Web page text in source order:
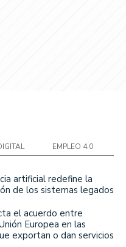
EMPLEO 4.0
artificial redefine la
de los sistemas legados
el acuerdo entre
Europea en las
exportan o dan servicios